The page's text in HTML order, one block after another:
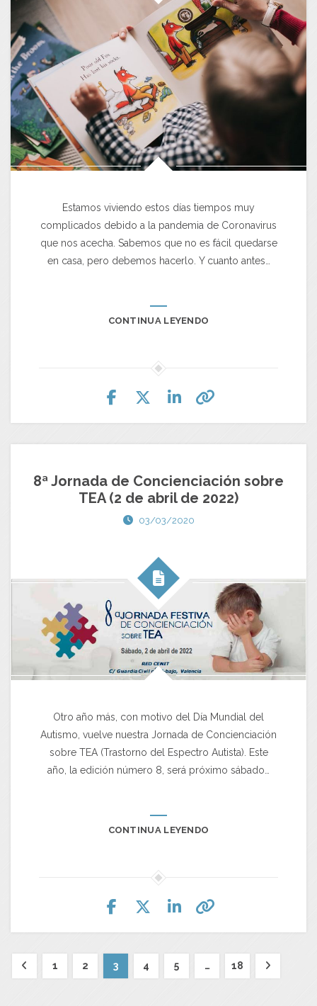
Estamos viviendo estos días tiempos muy
complicados debido a la pandemia de Coronavirus
que nos acecha. Sabemos que no es fácil quedarse
en casa, pero debemos hacerlo. Y cuanto antes…
CONTINUA LEYENDO
8ª Jornada de Concienciación sobre
TEA (2 de abril de 2022)
03/03/2020
Otro año más, con motivo del Día Mundial del
Autismo, vuelve nuestra Jornada de Concienciación
sobre TEA (Trastorno del Espectro Autista). Este
año, la edición número 8, será próximo sábado…
CONTINUA LEYENDO
1 2 3 4 5 … 18